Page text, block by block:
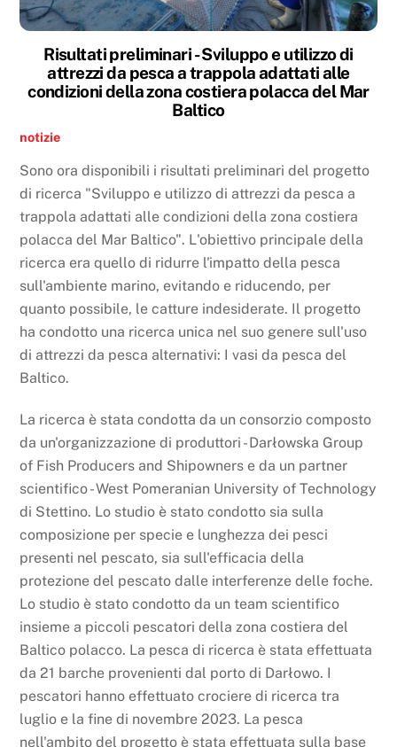
Risultati preliminari - Sviluppo e utilizzo di
attrezzi da pesca a trappola adattati alle
condizioni della zona costiera polacca del Mar
Baltico
notizie
Sono ora disponibili i risultati preliminari del progetto
di ricerca "Sviluppo e utilizzo di attrezzi da pesca a
trappola adattati alle condizioni della zona costiera
polacca del Mar Baltico". L'obiettivo principale della
ricerca era quello di ridurre l'impatto della pesca
sull'ambiente marino, evitando e riducendo, per
quanto possibile, le catture indesiderate. Il progetto
ha condotto una ricerca unica nel suo genere sull'uso
di attrezzi da pesca alternativi: I vasi da pesca del
Baltico.
La ricerca è stata condotta da un consorzio composto
da un'organizzazione di produttori - Darłowska Group
of Fish Producers and Shipowners e da un partner
scientifico - West Pomeranian University of Technology
di Stettino. Lo studio è stato condotto sia sulla
composizione per specie e lunghezza dei pesci
presenti nel pescato, sia sull'efficacia della
protezione del pescato dalle interferenze delle foche.
Lo studio è stato condotto da un team scientifico
insieme a piccoli pescatori della zona costiera del
Baltico polacco. La pesca di ricerca è stata effettuata
da 21 barche provenienti dal porto di Darłowo. I
pescatori hanno effettuato crociere di ricerca tra
luglio e la fine di novembre 2023. La pesca
nell'ambito del progetto è stata effettuata sulla base